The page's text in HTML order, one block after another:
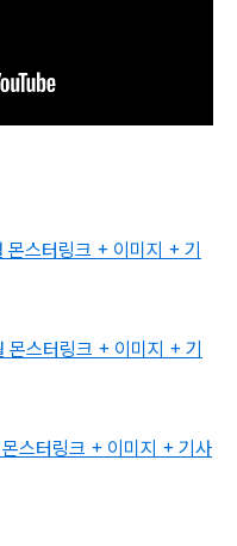
스터링크 + 이미지 + 기
스터링크 + 이미지 + 기
스터링크 + 이미지 + 기사